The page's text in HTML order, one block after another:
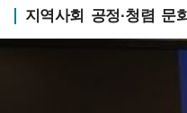
지역사회 공정·청렴 문